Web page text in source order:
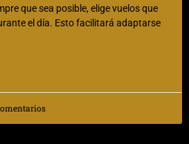
que sea posible, elige vuelos que
el día. Esto facilitará adaptarse